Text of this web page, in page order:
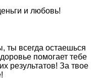
и любовь!
ты всегда остаешься
помогает тебе
результатов! За твое